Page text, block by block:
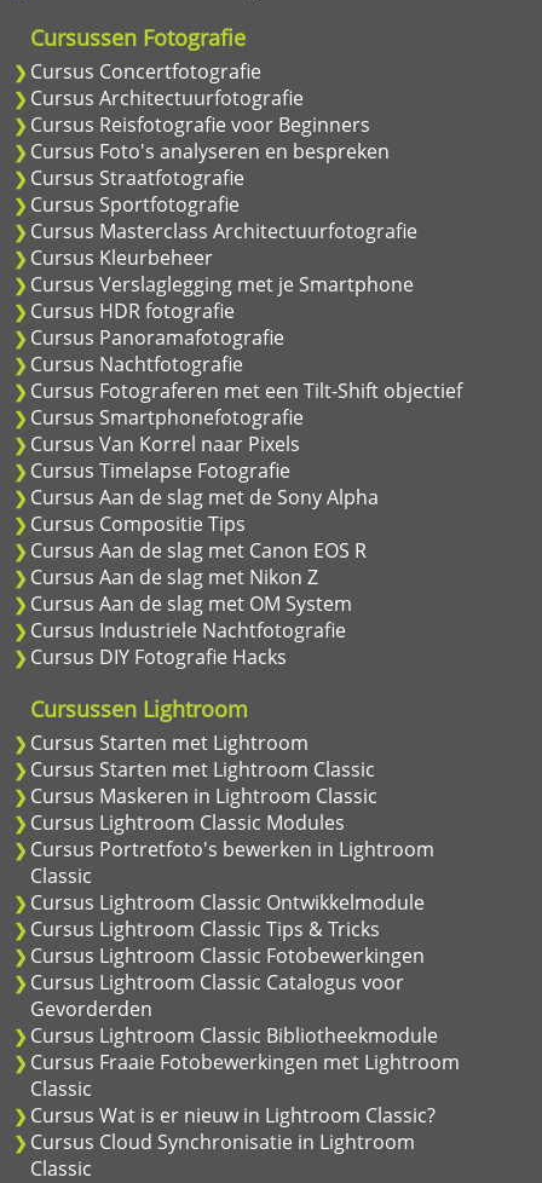
Cursussen Fotografie
Cursus Concertfotografie
Cursus Architectuurfotografie
Cursus Reisfotografie voor Beginners
Cursus Foto's analyseren en bespreken
Cursus Straatfotografie
Cursus Sportfotografie
Cursus Masterclass Architectuurfotografie
Cursus Kleurbeheer
Cursus Verslaglegging met je Smartphone
Cursus HDR fotografie
Cursus Panoramafotografie
Cursus Nachtfotografie
Cursus Fotograferen met een Tilt-Shift objectief
Cursus Smartphonefotografie
Cursus Van Korrel naar Pixels
Cursus Timelapse Fotografie
Cursus Aan de slag met de Sony Alpha
Cursus Compositie Tips
Cursus Aan de slag met Canon EOS R
Cursus Aan de slag met Nikon Z
Cursus Aan de slag met OM System
Cursus Industriele Nachtfotografie
Cursus DIY Fotografie Hacks
Cursussen Lightroom
Cursus Starten met Lightroom
Cursus Starten met Lightroom Classic
Cursus Maskeren in Lightroom Classic
Cursus Lightroom Classic Modules
Cursus Portretfoto's bewerken in Lightroom
Classic
Cursus Lightroom Classic Ontwikkelmodule
Cursus Lightroom Classic Tips & Tricks
Cursus Lightroom Classic Fotobewerkingen
Cursus Lightroom Classic Catalogus voor
Gevorderden
Cursus Lightroom Classic Bibliotheekmodule
Cursus Fraaie Fotobewerkingen met Lightroom
Classic
Cursus Wat is er nieuw in Lightroom Classic?
Cursus Cloud Synchronisatie in Lightroom
Classic